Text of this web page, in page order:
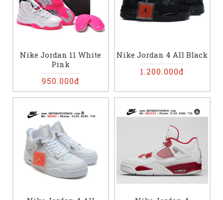
Nike Jordan 11 White
Pink
950.000đ
Nike Jordan 4 All Black
1.200.000đ